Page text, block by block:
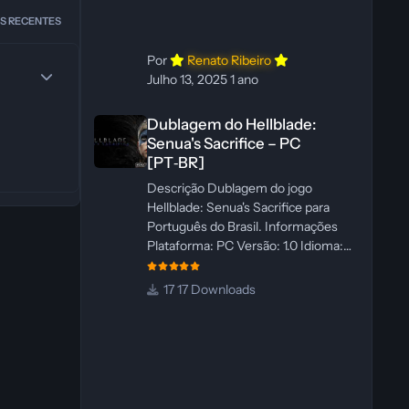
RECENTES
Por
Renato Ribeiro
Julho 13, 20251 ano
Dublagem do Hellblade:
Senua's Sacrifice – PC
[PT‑BR]
Descrição Dublagem do jogo
Hellblade: Senua's Sacrifice para
Português do Brasil. Informações
Plataforma: PC Versão: 1.0 Idioma:
Português‑BR Versão Suportada:
Steam Idioma Suportado: Inglês
17 Downloads